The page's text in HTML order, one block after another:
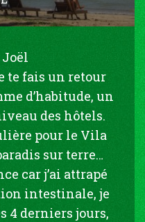
te fais un retour
d’habitude, un
des hôtels.
pour le Vila
sur terre…
car j’ai attrapé
intestinale, je
4 derniers jours,